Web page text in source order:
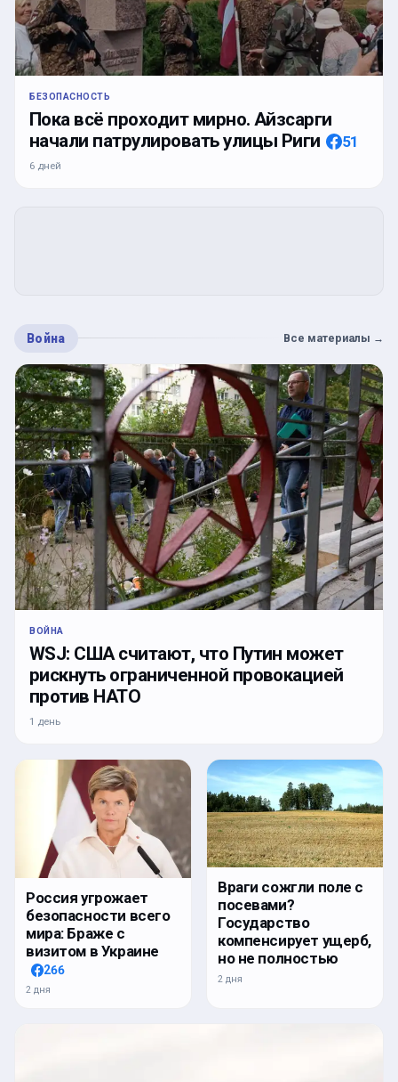
БЕЗОПАСНОСТЬ
Пока всё проходит мирно. Айзсарги
начали патрулировать улицы Риги
51
6 дней
Война Все материалы →
ВОЙНА
WSJ: США считают, что Путин может
рискнуть ограниченной провокацией
против НАТО
1 день
Россия угрожает
безопасности всего
мира: Браже с
визитом в Украине
266
2 дня
Враги сожгли поле с
посевами?
Государство
компенсирует ущерб,
но не полностью
2 дня